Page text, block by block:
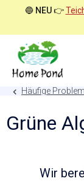
🔵 NEU👉
Häufige
Grüne
Wir